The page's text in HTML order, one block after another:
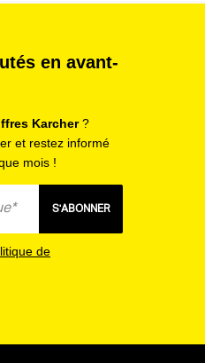
en avant-
Karcher?
et restez informé
mois !
S'ABONNER
de